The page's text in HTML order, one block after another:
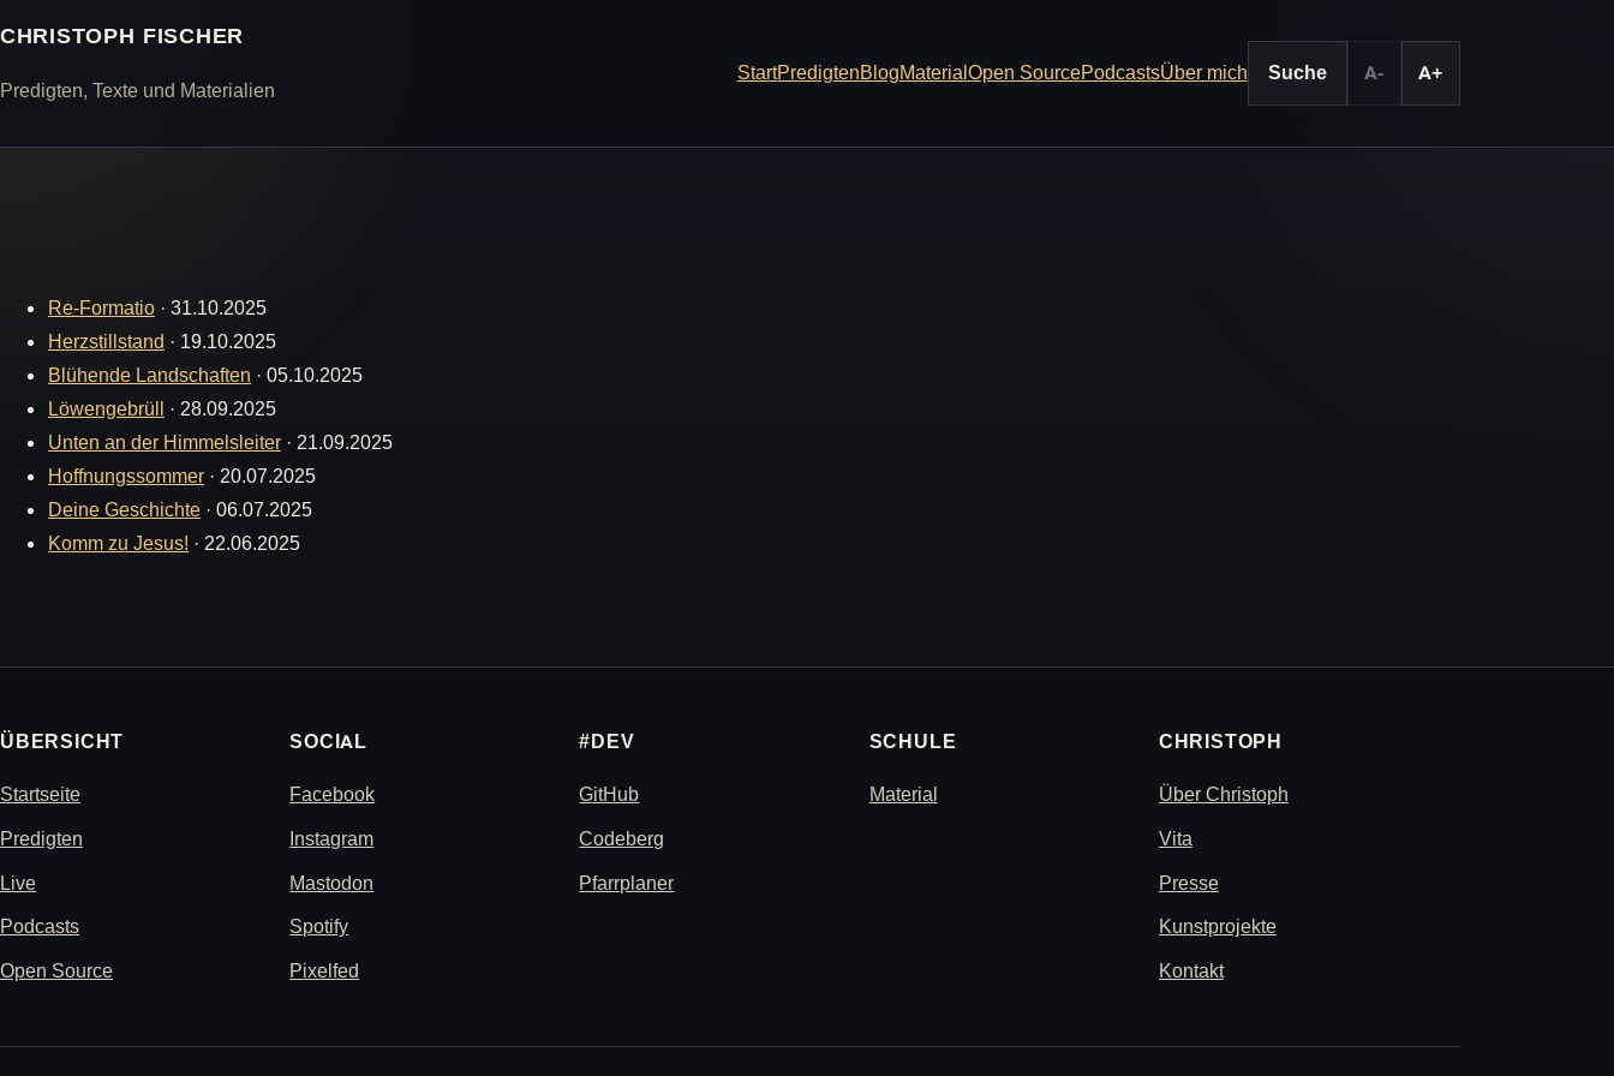
CHRISTOPH FISCHER
Predigten, Texte und Materialien
StartPredigtenBlogMaterialOpen SourcePodcastsÜber mich Suche A- A+
Re-Formatio · 31.10.2025
Herzstillstand · 19.10.2025
Blühende Landschaften · 05.10.2025
Löwengebrüll · 28.09.2025
Unten an der Himmelsleiter · 21.09.2025
Hoffnungssommer · 20.07.2025
Deine Geschichte · 06.07.2025
Komm zu Jesus! · 22.06.2025
ÜBERSICHT
Startseite
Predigten
Live
Podcasts
Open Source
SOCIAL
Facebook
Instagram
Mastodon
Spotify
Pixelfed
#DEV
GitHub
Codeberg
Pfarrplaner
SCHULE
Material
CHRISTOPH
Über Christoph
Vita
Presse
Kunstprojekte
Kontakt